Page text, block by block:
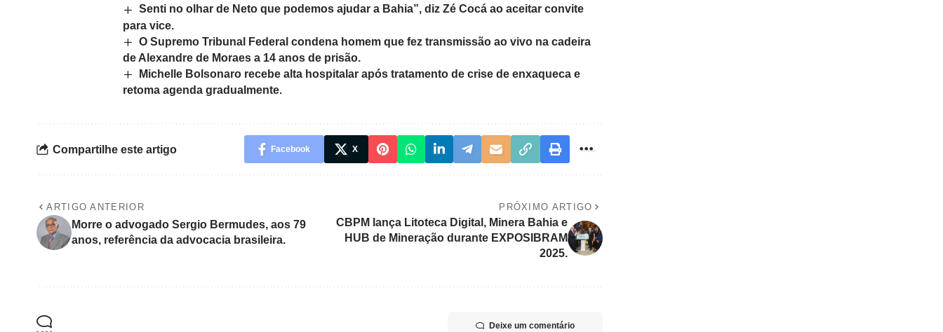
Senti no olhar de Neto que podemos ajudar a Bahia”, diz Zé Cocá ao aceitar convite
para vice.
O Supremo Tribunal Federal condena homem que fez transmissão ao vivo na cadeira
de Alexandre de Moraes a 14 anos de prisão.
Michelle Bolsonaro recebe alta hospitalar após tratamento de crise de enxaqueca e
retoma agenda gradualmente.
Compartilhe este artigo Facebook X
ARTIGO ANTERIOR
Morre o advogado Sergio Bermudes, aos 79
anos, referência da advocacia brasileira.
PRÓXIMO ARTIGO
CBPM lança Litoteca Digital, Minera Bahia e
HUB de Mineração durante EXPOSIBRAM
2025.
Deixe um comentário